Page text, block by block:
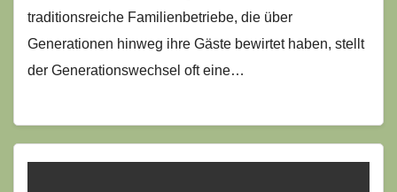
traditionsreiche Familienbetriebe, die über
Generationen hinweg ihre Gäste bewirtet haben, stellt
der Generationswechsel oft eine…